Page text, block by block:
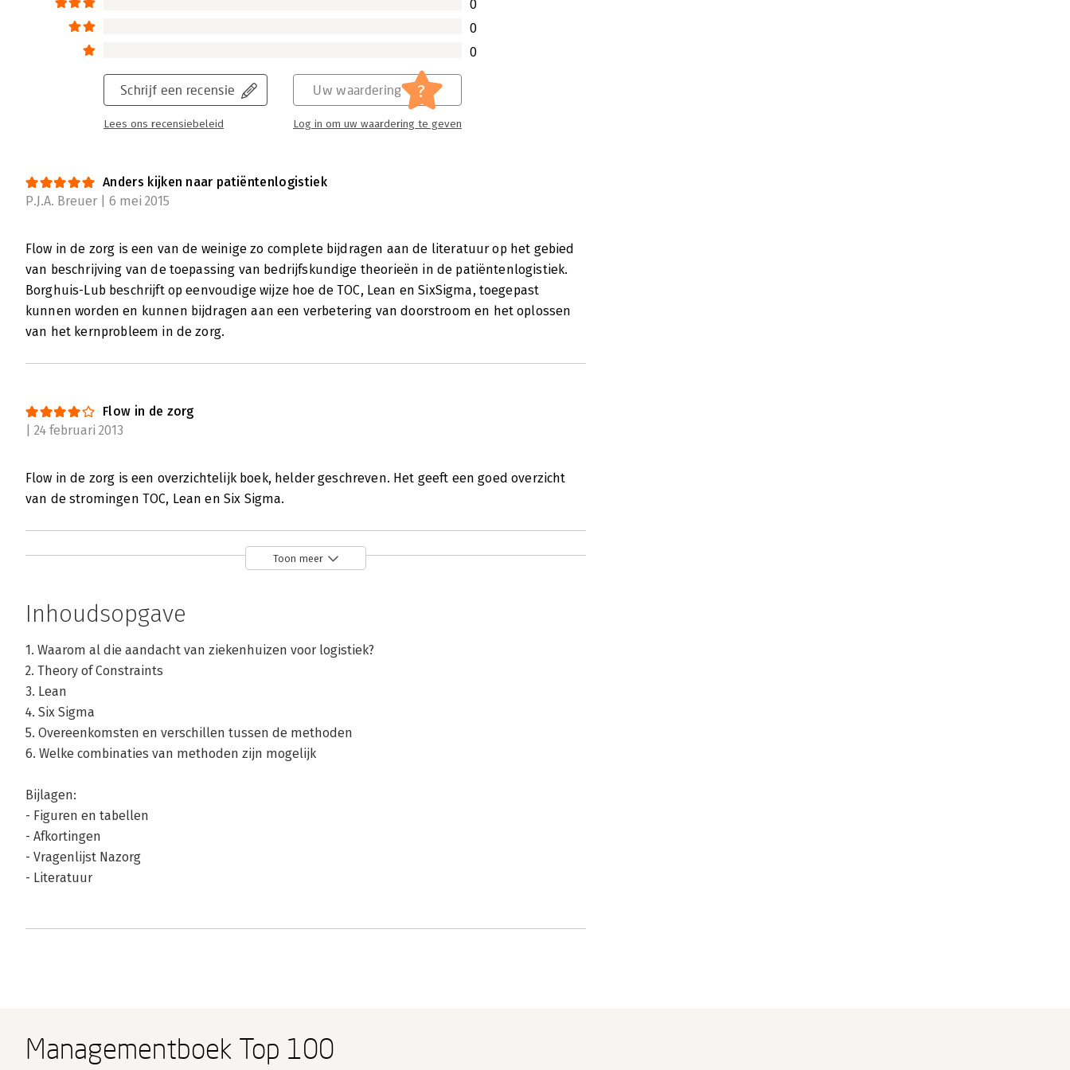
0
0
0
Schrijf een recensie
Lees ons recensiebeleid
Uw waardering ?
Log in om uw waardering te geven
Anders kijken naar patiëntenlogistiek
P.J.A. Breuer | 6 mei 2015
Flow in de zorg is een van de weinige zo complete bijdragen aan de literatuur op het gebied
van beschrijving van de toepassing van bedrijfskundige theorieën in de patiëntenlogistiek.
Borghuis-Lub beschrijft op eenvoudige wijze hoe de TOC, Lean en SixSigma, toegepast
kunnen worden en kunnen bijdragen aan een verbetering van doorstroom en het oplossen
van het kernprobleem in de zorg.
Flow in de zorg
| 24 februari 2013
Flow in de zorg is een overzichtelijk boek, helder geschreven. Het geeft een goed overzicht
van de stromingen TOC, Lean en Six Sigma.
Toon meer
Inhoudsopgave
1. Waarom al die aandacht van ziekenhuizen voor logistiek?
2. Theory of Constraints
3. Lean
4. Six Sigma
5. Overeenkomsten en verschillen tussen de methoden
6. Welke combinaties van methoden zijn mogelijk
Bijlagen:
- Figuren en tabellen
- Afkortingen
- Vragenlijst Nazorg
- Literatuur
Managementboek Top 100